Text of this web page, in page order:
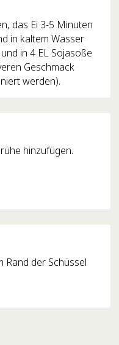
das Ei 3-5 Minuten
in kaltem Wasser
in 4 EL Sojasoße
Geschmack
werden).
hinzufügen.
Rand der Schüssel